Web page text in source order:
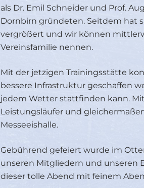
als Dr. Emil Schneider und Prof.
Dornbirn gründeten. Seitdem hat
vergrößert und wir können
Vereinsfamilie nennen.
Mit der jetzigen Trainingsstätte
bessere Infrastruktur geschaffen
jedem Wetter stattfinden kann.
Leistungsläufer und
Messeeishalle.
Gebührend gefeiert wurde im
unseren Mitgliedern und unseren
dieser tolle Abend mit feinem